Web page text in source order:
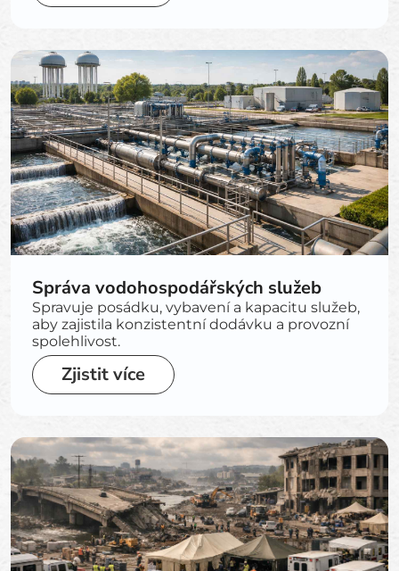
Správa vodohospodářských služeb
Spravuje posádku, vybavení a kapacitu služeb,
aby zajistila konzistentní dodávku a provozní
spolehlivost.
Zjistit více